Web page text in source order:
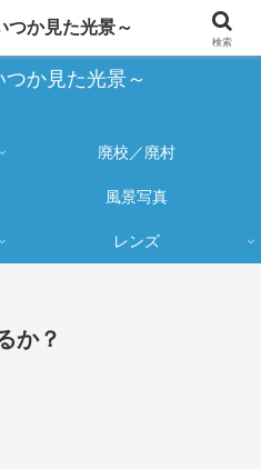
しとカメラ物欲のブログ
か見た光景～
廃校／廃村
風景写真
レンズ
か？
つか見た光景～
検索